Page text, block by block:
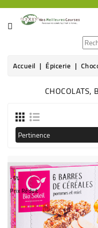
CATÉGORIE
ÉPICERIE
BOISSON
SOINS
SANTÉ
BIEN-
ÊTRE
Accueil Épicerie
CHOCOLATS,
Pertinence
-5%
Prix Réduit